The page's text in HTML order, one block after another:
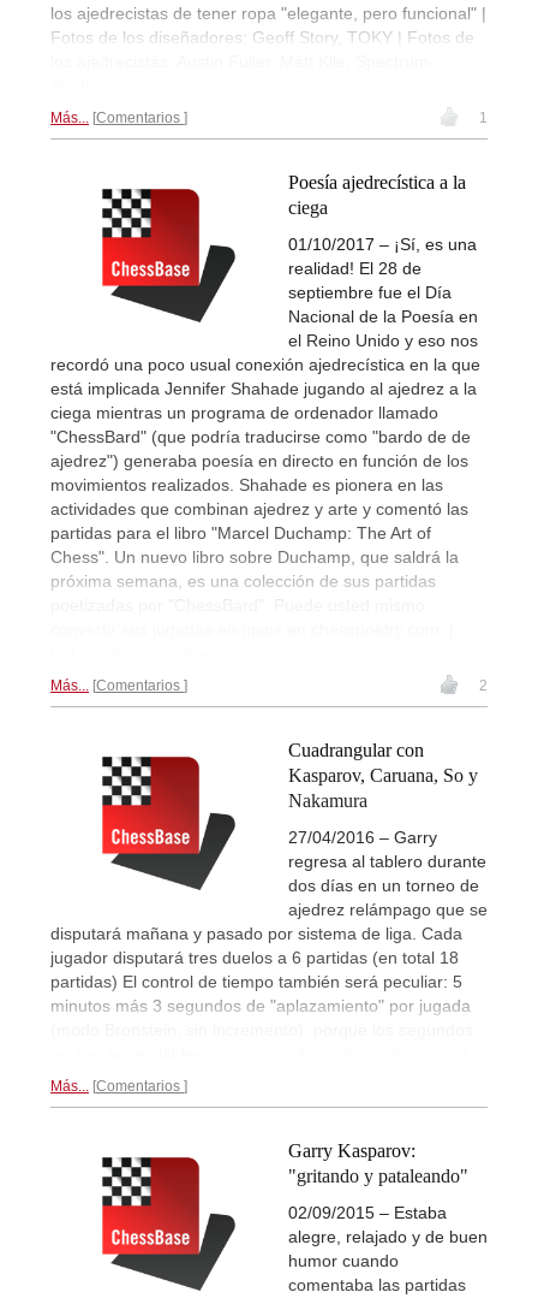
los ajedrecistas de tener ropa "elegante, pero funcional" |
Fotos de los diseñadores: Geoff Story, TOKY | Fotos de
Más... Comentarios 1
Poesía ajedrecística a la
ciega
01/10/2017 – ¡Sí, es una
realidad! El 28 de
septiembre fue el Día
Nacional de la Poesía en
el Reino Unido y eso nos
recordó una poco usual conexión ajedrecística en la que
está implicada Jennifer Shahade jugando al ajedrez a la
ciega mientras un programa de ordenador llamado
"ChessBard" (que podría traducirse como "bardo de de
ajedrez") generaba poesía en directo en función de los
movimientos realizados. Shahade es pionera en las
actividades que combinan ajedrez y arte y comentó las
partidas para el libro "Marcel Duchamp: The Art of
Chess". Un nuevo libro sobre Duchamp, que saldrá la
próxima semana, es una colección de sus partidas
Más... Comentarios 2
Cuadrangular con
Kasparov, Caruana, So y
Nakamura
27/04/2016 – Garry
regresa al tablero durante
dos días en un torneo de
ajedrez relámpago que se
disputará mañana y pasado por sistema de liga. Cada
jugador disputará tres duelos a 6 partidas (en total 18
partidas) El control de tiempo también será peculiar: 5
minutos más 3 segundos de "aplazamiento" por jugada
Más... Comentarios
Garry Kasparov:
"gritando y pataleando"
02/09/2015 – Estaba
alegre, relajado y de buen
humor cuando
comentaba las partidas